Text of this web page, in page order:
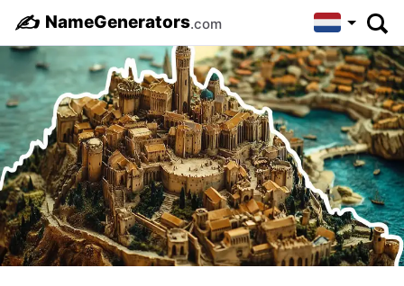
✍️ NameGenerators.com